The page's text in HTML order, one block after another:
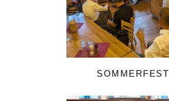
SOMMERFEST